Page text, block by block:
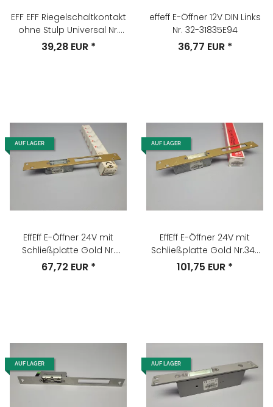
EFF EFF Riegelschaltkontakt
ohne Stulp Universal Nr.
875-10
39,28 EUR *
effeff E-Öffner 12V DIN Links
Nr. 32-31835E94
36,77 EUR *
AUF LAGER
EffEff E-Öffner 24V mit
Schließplatte Gold Nr.
1705-82301F41
67,72 EUR *
AUF LAGER
EffEff E-Öffner 24V mit
Schließplatte Gold Nr.34-
01001F91
101,75 EUR *
AUF LAGER AUF LAGER